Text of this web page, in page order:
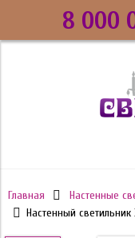
8 000
Главная Настенные
Настенный светильник